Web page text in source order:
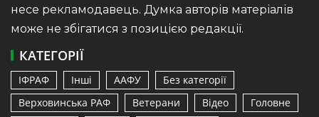
несе рекламодавець. Думка авторів матеріалів
може не збігатися з позицією редакції.
КАТЕГОРІЇ
ІФРАФ Інші ААФУ
Без категорії
Верховинська РАФ
Ветерани Відео
Головне